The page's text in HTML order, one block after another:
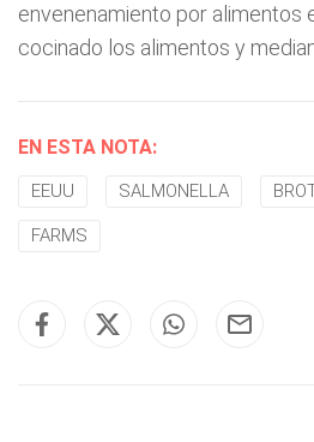
envenenamiento por alimentos
cocinado los alimentos y
EN ESTA NOTA:
EEUU SALMONELLA
FARMS